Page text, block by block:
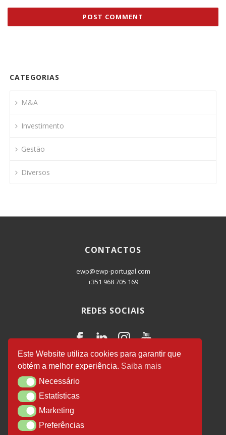
CATEGORIAS
M&A
Investimento
Gestão
Diversos
CONTACTOS
ewp@ewp-portugal.com
+351 968 705 169
REDES SOCIAIS
EWP Business Consulting
Este Website utiliza cookies para garantir que
obtém a melhor experiência. Saiba mais
NecessárioNecessário
EstatísticasEstatísticas
MarketingMarketing
Preferências
Preferências